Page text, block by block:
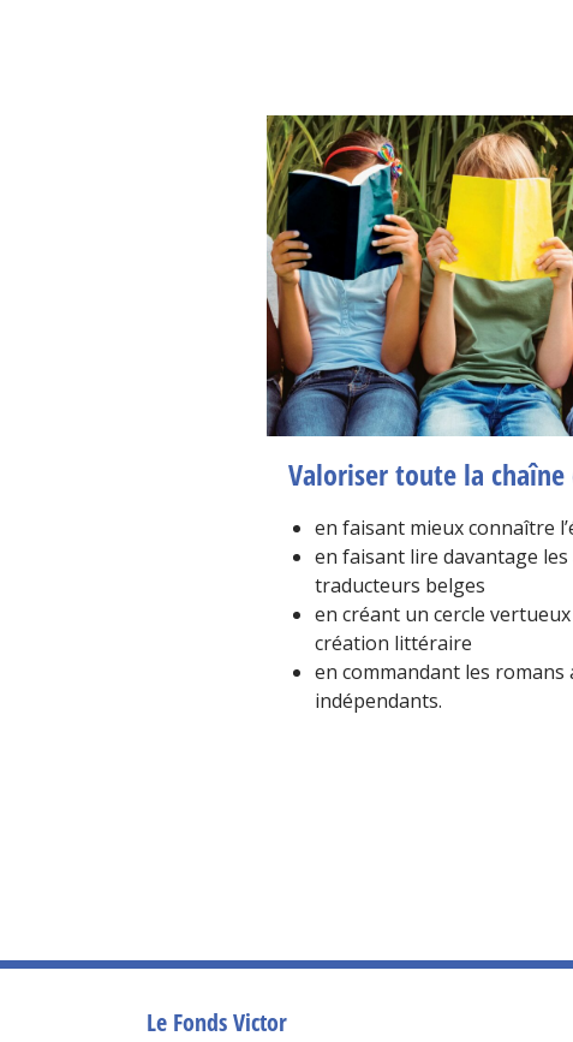
Valoriser toute la
en faisant mieux connaître
en faisant lire davantage
traducteurs belges
en créant un cercle
création littéraire
en commandant les
indépendants.
Le Fonds Victor